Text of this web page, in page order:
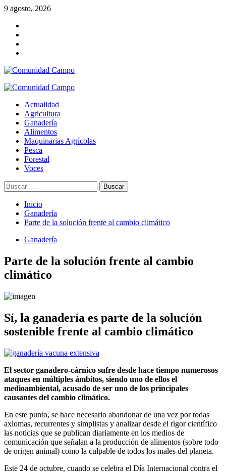
Saltar
contenido
9 agosto, 2026
Menú
Actualidad
Agricultura
Ganadería
Alimentos
Maquinarias Agrícolas
Pesca
Forestal
Voces
Buscar:
Inicio
Ganadería
Parte de la solución frente al cambio climático
Ganadería
Parte de la solución frente al cambio
climático
Sí, la ganadería es parte de la solución
sostenible frente al cambio climático
El sector ganadero-cárnico sufre desde hace tiempo numerosos
ataques en múltiples ámbitos, siendo uno de ellos el
medioambiental, acusado de ser uno de los principales
causantes del cambio climático.
En este punto, se hace necesario abandonar de una vez por todas
axiomas, recurrentes y simplistas y analizar desde el rigor científico
las noticias que se publican diariamente en los medios de
comunicación que señalan a la producción de alimentos (sobre todo
de origen animal) como la culpable de todos los males del planeta.
Este 24 de octubre, cuando se celebra el Día Internacional contra el